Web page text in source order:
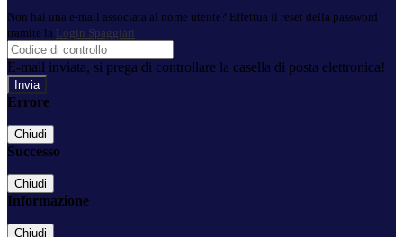
Non hai una e-mail associata al nome utente? Effettua il reset della password
tramite la Login Spaggiari
E-mail inviata, si prega di controllare la casella di posta elettronica!
Errore
Chiudi
Successo
Chiudi
Informazione
Chiudi